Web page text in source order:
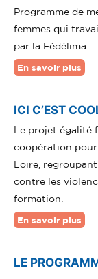
Programme de
femmes qui
par la Fédélima.
En savoir plus
ICI C’EST
Le projet égalité
coopération pour
Loire,
contre les
formation.
En savoir plus
LE